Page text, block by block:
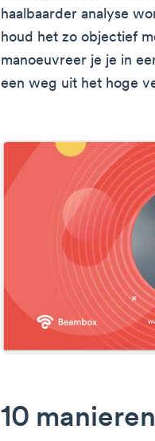
haalbaarder analyse
houd het zo objectief
manoeuvreer je je in
een weg uit het hoge
10